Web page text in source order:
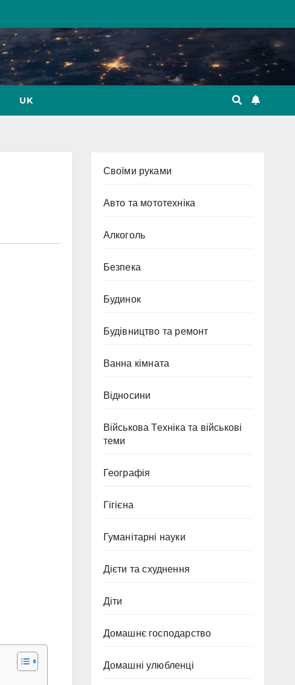
UK
Cвоїми руками
Авто та мототехніка
Алкоголь
Безпека
Будинок
Будівництво та ремонт
Ванна кімната
Відносини
Військова Техніка та військові
теми
Географія
Гігієна
Гуманітарні науки
Дієти та схуднення
Діти
Домашнє господарство
Домашні улюбленці